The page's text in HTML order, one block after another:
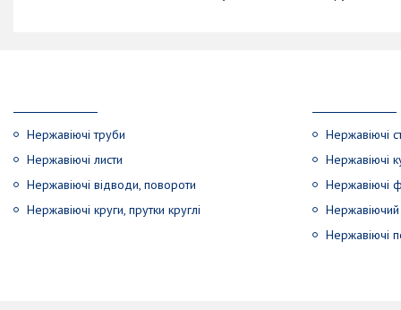
Нержавіючі труби
Нержавіючі листи
Нержавіючі відводи, повороти
Нержавіючі круги, прутки круглі
Нержавіючі
Нержавіючі
Нержавіючі
Нержавіючий
Нержавіючі